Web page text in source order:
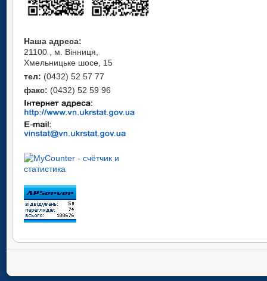
Наша адреса:
21100 , м. Вінниця,
Хмельницьке шосе, 15
тел: (0432) 52 57 77
факс: (0432) 52 59 96